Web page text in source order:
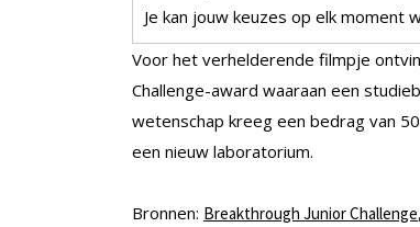
Je kan jouw keuzes op elk moment
Voor het verhelderende filmpje
Challenge-award waaraan een
wetenschap kreeg een bedrag van
een nieuw laboratorium.
Bronnen: Breakthrough Junior Challenge,